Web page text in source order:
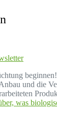
und die
was